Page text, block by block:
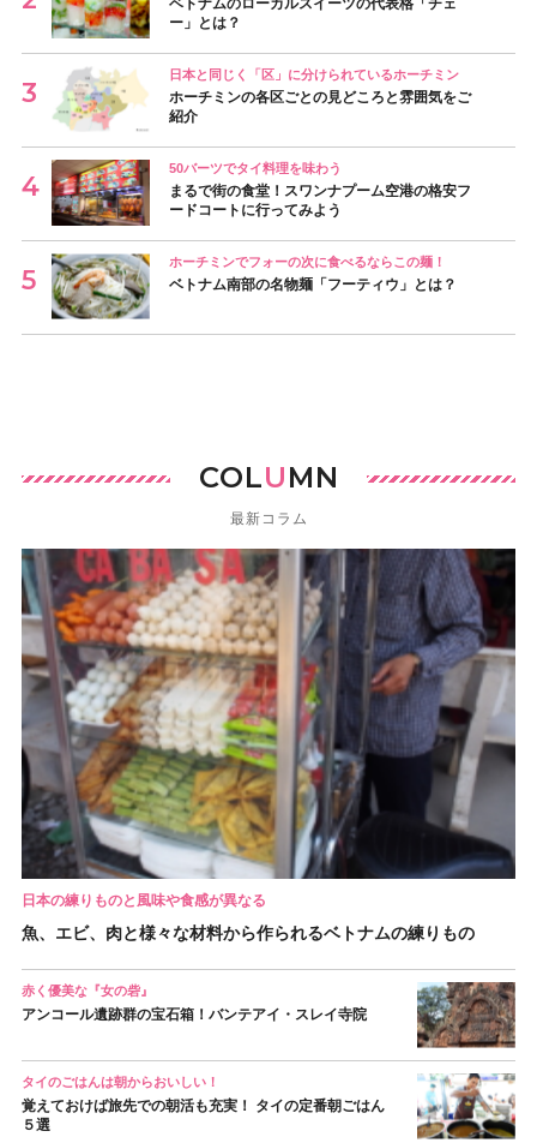
ベトナムのローカルスイーツの代表格「チェ
ー」とは？
日本と同じく「区」に分けられているホーチミン
ホーチミンの各区ごとの見どころと雰囲気をご
紹介
50バーツでタイ料理を味わう
まるで街の食堂！スワンナプーム空港の格安フ
ードコートに行ってみよう
ホーチミンでフォーの次に食べるならこの麺！
ベトナム南部の名物麺「フーティウ」とは？
COLUMN
最新コラム
日本の練りものと風味や食感が異なる
魚、エビ、肉と様々な材料から作られるベトナムの練りもの
赤く優美な『女の砦』
アンコール遺跡群の宝石箱！バンテアイ・スレイ寺院
タイのごはんは朝からおいしい！
覚えておけば旅先での朝活も充実！ タイの定番朝ごはん
５選